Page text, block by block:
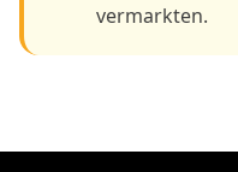
vermarkten.